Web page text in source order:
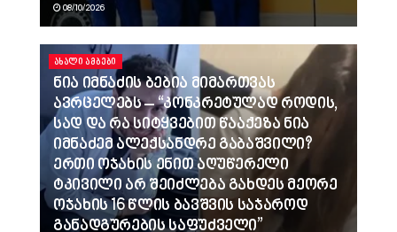
08/10/2026
ᲐᲮᲐᲚᲘ ᲐᲛᲑᲔᲑᲘ
ნია იმნაძის ბებია მიმართვას
ავრცელებს – “კონკრეტულად როდის,
სად და რა სიტყვებით წააქეზა ნია
იმნაძემ ალექსანდრე გაბაშვილი?
ერთი ოჯახის ენით აღუწერელი
ტკივილი არ შეიძლება გახდეს მეორე
ოჯახის 16 წლის ბავშვის საჯაროდ
განადგურების საფუძველი”